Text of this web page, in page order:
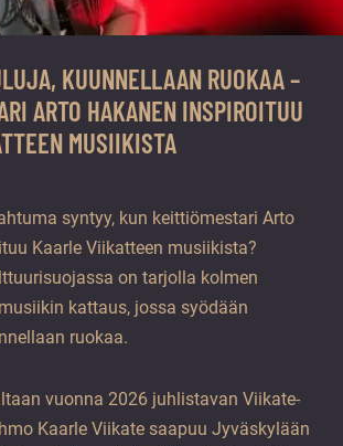
KUUNNELLAAN RUOKAA –
ARTO HAKANEN INSPIROITUU
MUSIIKISTA
syntyy, kun keittiömestari Arto
Kaarle Viikatteen musiikista?
on tarjolla kolmen
kattaus, jossa syödään
ruokaa.
vuonna 2026 juhlistavan Viikate-
Kaarle Viikate saapuu Jyväskylään